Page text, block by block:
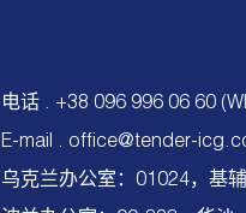
电话 . +38 096 996 06 60
E-mail . office@tender-
乌克兰办公室：01024，基